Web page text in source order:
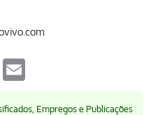
Telegram
Empregos e Publicações